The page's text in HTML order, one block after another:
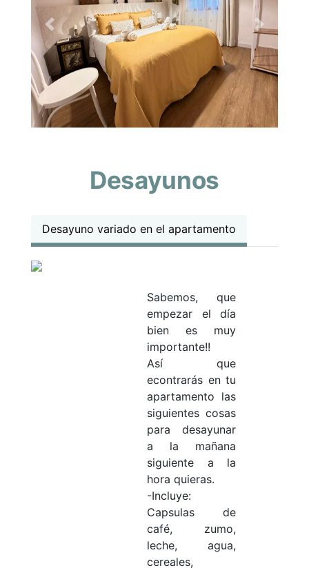
Previous Next
Desayunos
Desayuno variado en el apartamento
Sabemos, que
empezar el día
bien es muy
importante!!
Así que
econtrarás en tu
apartamento las
siguientes cosas
para desayunar
a la mañana
siguiente a la
hora quieras.
-Incluye:
Capsulas de
café, zumo,
leche, agua,
cereales,